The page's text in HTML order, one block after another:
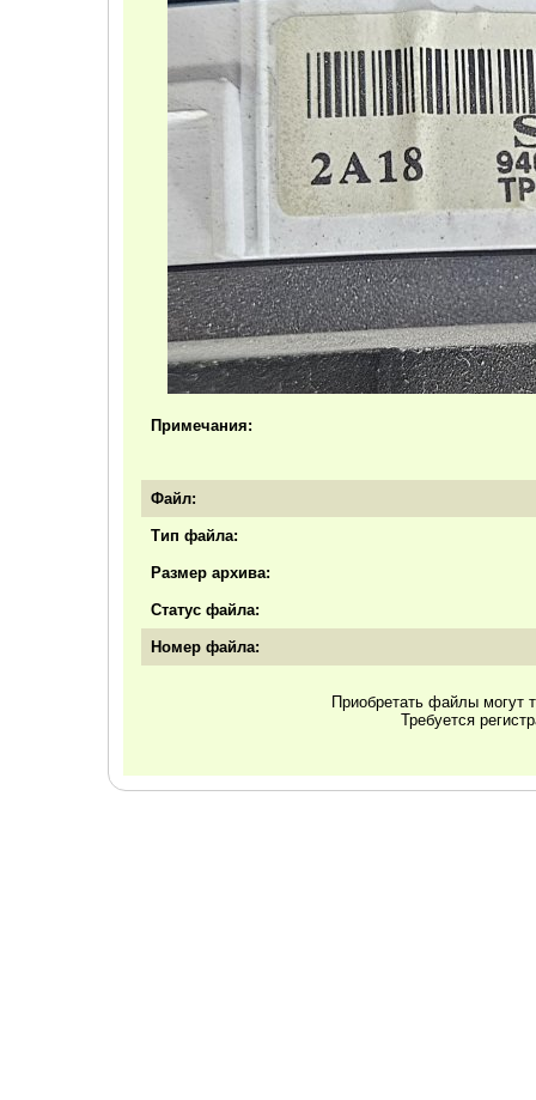
Примечания:
Файл:
Тип файла:
Размер архива:
Статус файла:
Номер файла:
Приобретать файлы могут
Требуется